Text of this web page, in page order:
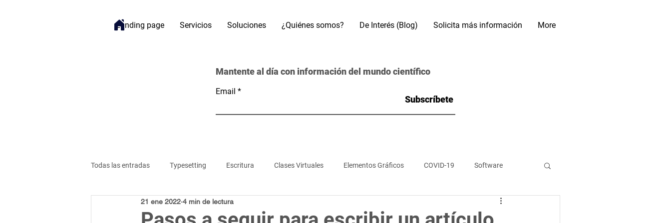
Landing page Servicios Soluciones ¿Quiénes somos? De Interés (Blog) Solicita más información More
Mantente al día con información del mundo científico
Email
Subscríbete
Todas las entradas Typesetting Escritura Clases Virtuales Elementos Gráficos COVID-19 Software
Gestión de Proyectos
21 ene 2022 4 min de lectura